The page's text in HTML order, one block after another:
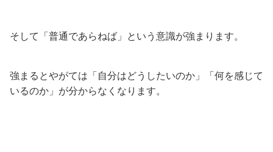
そして「普通であらねば」という意識が強まります。
強まるとやがては「自分はどうしたいのか」「何を感じて
いるのか」が分からなくなります。